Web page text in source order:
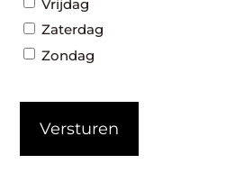
Vrijdag
Zaterdag
Zondag